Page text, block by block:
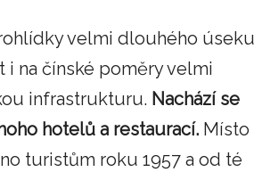
velmi dlouhého úseku
i na čínské poměry velmi
infrastrukturu. Nachází se
hotelů a restaurací. Místo
turistům roku 1957 a od té